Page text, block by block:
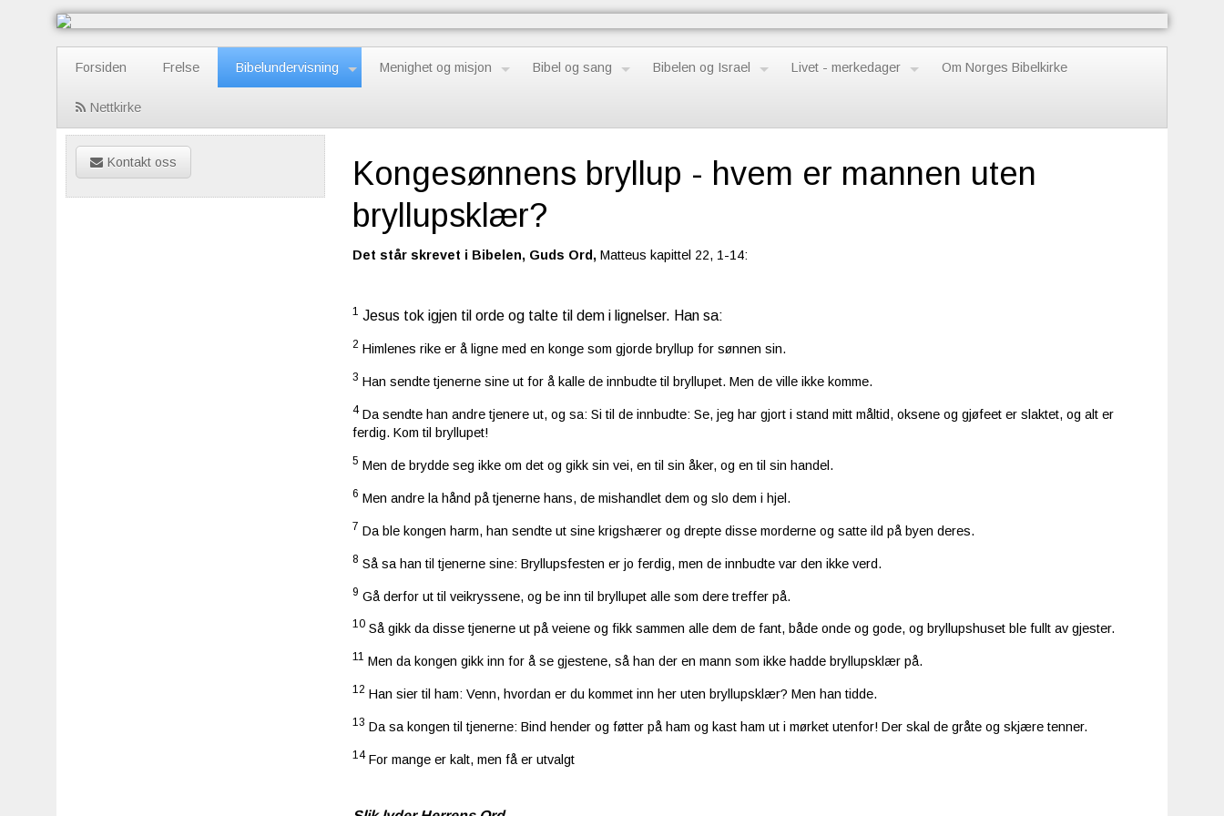
Forsiden Frelse Bibelundervisning Menighet og misjon Bibel og sang Bibelen og Israel Livet - merkedager Om Norges Bibelkirke
Nettkirke
Kontakt oss
Kongesønnens bryllup - hvem er mannen uten
bryllupsklær?
Det står skrevet i Bibelen, Guds Ord, Matteus kapittel 22, 1-14:
1 Jesus tok igjen til orde og talte til dem i lignelser. Han sa:
2 Himlenes rike er å ligne med en konge som gjorde bryllup for sønnen sin.
3 Han sendte tjenerne sine ut for å kalle de innbudte til bryllupet. Men de ville ikke komme.
4 Da sendte han andre tjenere ut, og sa: Si til de innbudte: Se, jeg har gjort i stand mitt måltid, oksene og gjøfeet er slaktet, og alt er
ferdig. Kom til bryllupet!
5 Men de brydde seg ikke om det og gikk sin vei, en til sin åker, og en til sin handel.
6 Men andre la hånd på tjenerne hans, de mishandlet dem og slo dem i hjel.
7 Da ble kongen harm, han sendte ut sine krigshærer og drepte disse morderne og satte ild på byen deres.
8 Så sa han til tjenerne sine: Bryllupsfesten er jo ferdig, men de innbudte var den ikke verd.
9 Gå derfor ut til veikryssene, og be inn til bryllupet alle som dere treffer på.
10 Så gikk da disse tjenerne ut på veiene og fikk sammen alle dem de fant, både onde og gode, og bryllupshuset ble fullt av gjester.
11 Men da kongen gikk inn for å se gjestene, så han der en mann som ikke hadde bryllupsklær på.
12 Han sier til ham: Venn, hvordan er du kommet inn her uten bryllupsklær? Men han tidde.
13 Da sa kongen til tjenerne: Bind hender og føtter på ham og kast ham ut i mørket utenfor! Der skal de gråte og skjære tenner.
14 For mange er kalt, men få er utvalgt